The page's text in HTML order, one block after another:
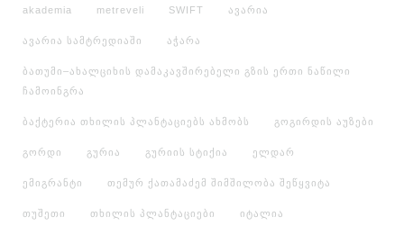
akademia metreveli SWIFT ავარია
ავარია სამტრედიაში აჭარა
ბათუმი–ახალციხის დამაკავშირებელი გზის ერთი ნაწილი
ჩამოინგრა
ბაქტერია თხილის პლანტაციებს ახმობს გოგირდის აუზები
გორდი გურია გურიის სტიქია ელდარ
ემიგრანტი თემურ ქათამაძემ შიმშილობა შეწყვიტა
თუშეთი თხილის პლანტაციები იტალია